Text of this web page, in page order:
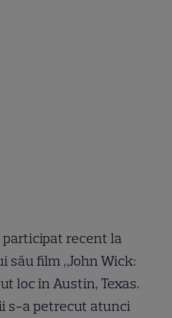
participat recent la
său film „John Wick:
loc în Austin, Texas.
s-a petrecut atunci